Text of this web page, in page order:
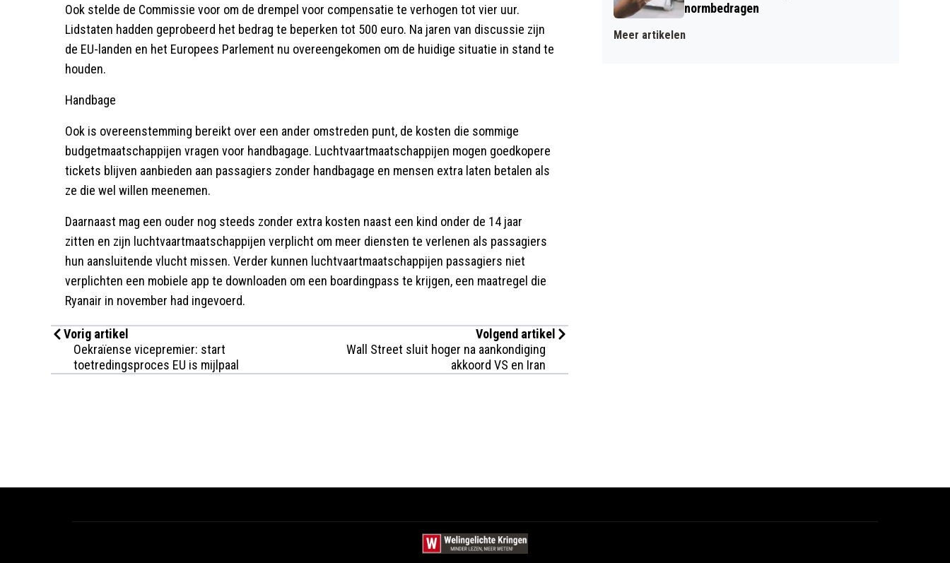
Ook stelde de Commissie voor om de drempel voor compensatie te verhogen tot vier uur.
Lidstaten hadden geprobeerd het bedrag te beperken tot 500 euro. Na jaren van discussie zijn
de EU-landen en het Europees Parlement nu overeengekomen om de huidige situatie in stand te
houden.
Handbage
Ook is overeenstemming bereikt over een ander omstreden punt, de kosten die sommige
budgetmaatschappijen vragen voor handbagage. Luchtvaartmaatschappijen mogen goedkopere
tickets blijven aanbieden aan passagiers zonder handbagage en mensen extra laten betalen als
ze die wel willen meenemen.
Daarnaast mag een ouder nog steeds zonder extra kosten naast een kind onder de 14 jaar
zitten en zijn luchtvaartmaatschappijen verplicht om meer diensten te verlenen als passagiers
hun aansluitende vlucht missen. Verder kunnen luchtvaartmaatschappijen passagiers niet
verplichten een mobiele app te downloaden om een ​​boardingpass te krijgen, een maatregel die
Ryanair in november had ingevoerd.
Vorig artikel
Oekraïense vicepremier: start
toetredingsproces EU is mijlpaal
Volgend artikel
Wall Street sluit hoger na aankondiging
akkoord VS en Iran
normbedragen
Meer artikelen